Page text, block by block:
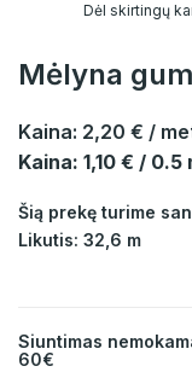
Dėl skirtingų
Mėlyna
Kaina: 2,20 € /
Kaina: 1,10 € / 0.5
Šią prekę turime
Likutis: 32,6 m
Siuntimas
60€